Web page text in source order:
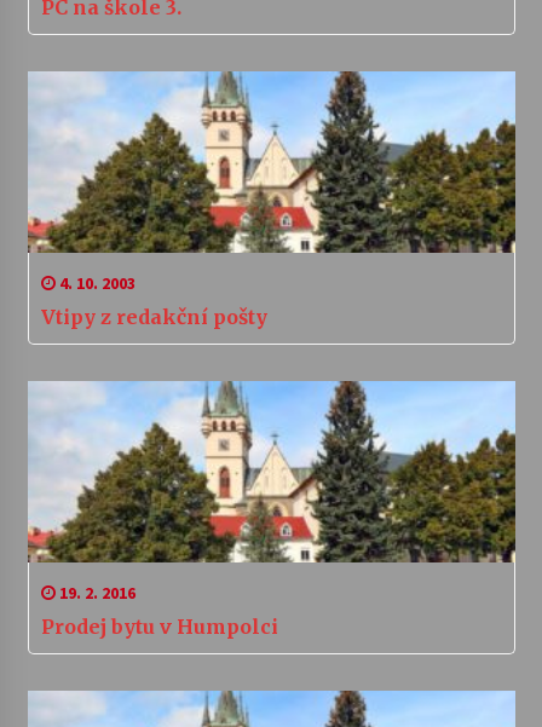
PC na škole 3.
4. 10. 2003
Vtipy z redakční pošty
19. 2. 2016
Prodej bytu v Humpolci